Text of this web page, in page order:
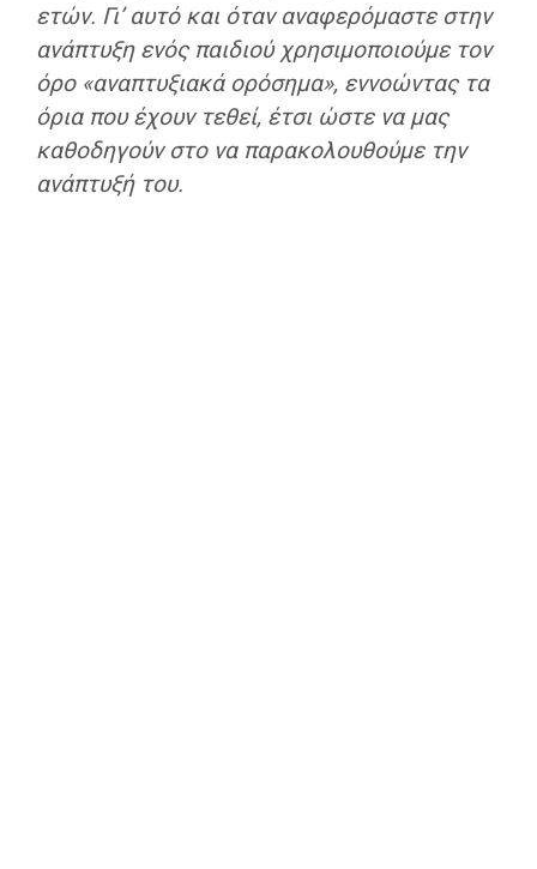
ετών. Γι’ αυτό και όταν αναφερόμαστε στην
ανάπτυξη ενός παιδιού χρησιμοποιούμε τον
όρο «αναπτυξιακά ορόσημα», εννοώντας τα
όρια που έχουν τεθεί, έτσι ώστε να μας
καθοδηγούν στο να παρακολουθούμε την
ανάπτυξή του.